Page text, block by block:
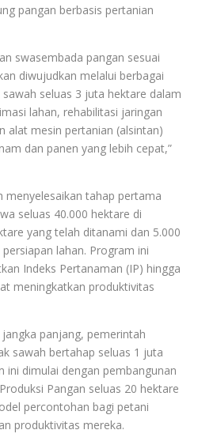
pangan berbasis pertanian
swasembada pangan sesuai
diwujudkan melalui berbagai
seluas 3 juta hektare dalam
lahan, rehabilitasi jaringan
alat mesin pertanian (alsintan)
dan panen yang lebih cepat,”
menyelesaikan tahap pertama
seluas 40.000 hektare di
yang telah ditanami dan 5.000
lahan. Program ini
Indeks Pertanaman (IP) hingga
meningkatkan produktivitas
panjang, pemerintah
sawah bertahap seluas 1 juta
ini dimulai dengan pembangunan
Pangan seluas 20 hektare
percontohan bagi petani
produktivitas mereka.